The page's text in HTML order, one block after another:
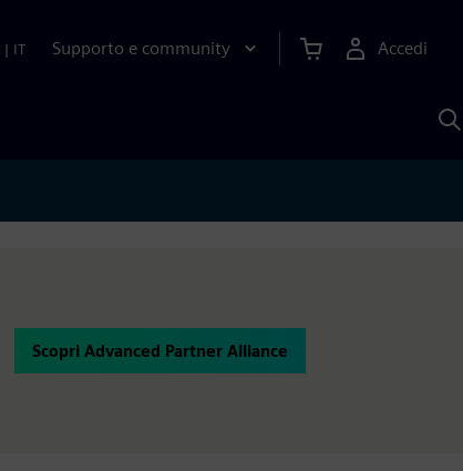
| IT Supporto e community Accedi
Scopri Advanced Partner Alliance